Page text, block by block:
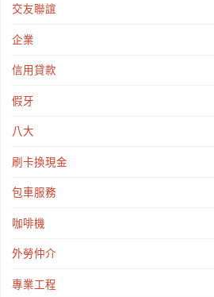
交友聯誼
企業
信用貸款
假牙
八大
刷卡換現金
包車服務
咖啡機
外勞仲介
專業工程